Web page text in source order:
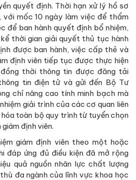
quyết định. Thời hạn xử lý hồ sơ
mốc 10 ngày làm việc để thẩm
để ban hành quyết định bổ nhiệm,
thời gian giải quyết thủ tục hành
được ban hành, việc cấp thẻ và
định viên tiếp tục được thực hiện
thời thông tin được đăng tải
tin điện tử và gửi đến Bộ Tư
chỉ nâng cao tính minh bạch mà
giải trình của các cơ quan liên
toàn bộ quy trình từ tuyển chọn
định viên.
giám định viên theo một hoặc
đáp ứng đủ điều kiện đã mở rộng
quả nguồn nhân lực chất lượng
đa ngành của lĩnh vực khoa học